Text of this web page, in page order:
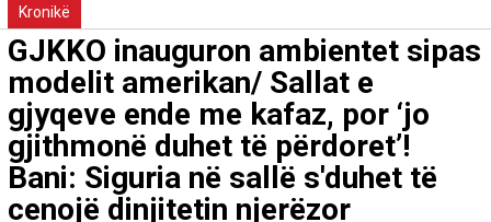
Kronikë
GJKKO inauguron ambientet sipas
modelit amerikan/ Sallat e
gjyqeve ende me kafaz, por ‘jo
gjithmonë duhet të përdoret’!
Bani: Siguria në sallë s'duhet të
cenojë dinjitetin njerëzor